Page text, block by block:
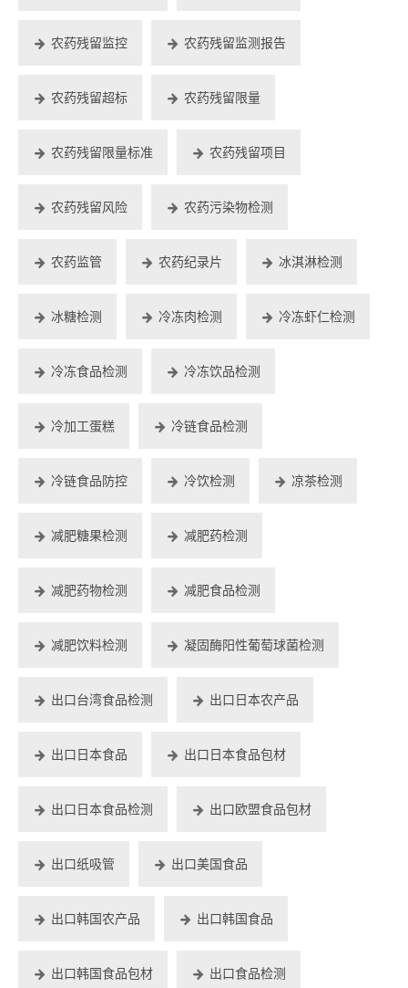
农药残留监控 农药残留监测报告
农药残留超标 农药残留限量
农药残留限量标准 农药残留项目
农药残留风险 农药污染物检测
农药监管 农药纪录片 冰淇淋检测
冰糖检测 冷冻肉检测 冷冻虾仁检测
冷冻食品检测 冷冻饮品检测
冷加工蛋糕 冷链食品检测
冷链食品防控 冷饮检测 凉茶检测
减肥糖果检测 减肥药检测
减肥药物检测 减肥食品检测
减肥饮料检测 凝固酶阳性葡萄球菌检测
出口台湾食品检测 出口日本农产品
出口日本食品 出口日本食品包材
出口日本食品检测 出口欧盟食品包材
出口纸吸管 出口美国食品
出口韩国农产品 出口韩国食品
出口韩国食品包材 出口食品检测